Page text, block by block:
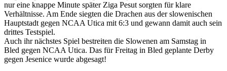
nur eine knappe Minute später Ziga Pesut sorgten für klare
Verhältnisse. Am Ende siegten die Drachen aus der slowenischen
Hauptstadt gegen NCAA Utica mit 6:3 und gewann damit auch sein
drittes Testspiel.
Auch ihr nächstes Spiel bestreiten die Slowenen am Samstag in
Bled gegen NCAA Utica. Das für Freitag in Bled geplante Derby
gegen Jesenice wurde abgesagt!